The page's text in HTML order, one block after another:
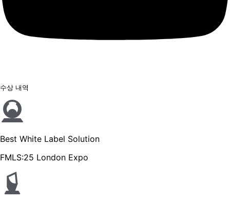
수상 내역
Best White Label Solution
FMLS:25 London Expo